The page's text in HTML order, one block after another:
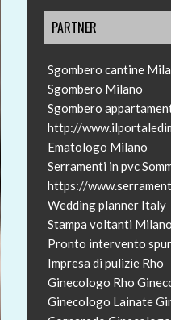
PARTNER
Sgombero cantine
Sgombero Milano
Sgombero
http://
Ematologo Milano
Serramenti in pvc
https://
Wedding planner Italy
Stampa voltanti Milano
Pronto intervento
Impresa di pulizie Rho
Ginecologo Rho
Ginecologo Lainate